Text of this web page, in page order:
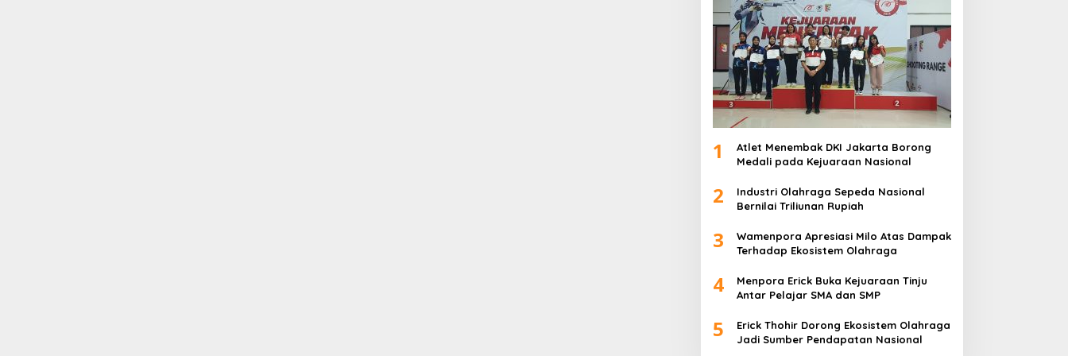
1
Atlet Menembak DKI Jakarta Borong
Medali pada Kejuaraan Nasional
2
Industri Olahraga Sepeda Nasional
Bernilai Triliunan Rupiah
3
Wamenpora Apresiasi Milo Atas Dampak
Terhadap Ekosistem Olahraga
4
Menpora Erick Buka Kejuaraan Tinju
Antar Pelajar SMA dan SMP
5
Erick Thohir Dorong Ekosistem Olahraga
Jadi Sumber Pendapatan Nasional